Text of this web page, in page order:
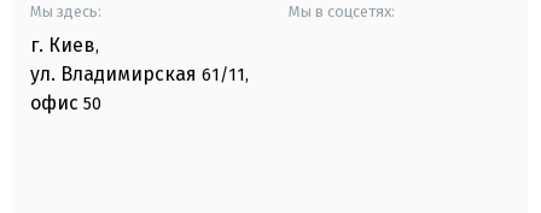
Мы здесь:
г. Киев,
ул. Владимирская 61/11,
офис 50
Мы в соцсетях: